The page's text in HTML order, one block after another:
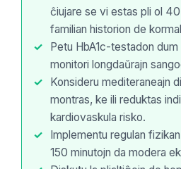
ĉiujare se vi estas pli ol
familian historion de
Petu HbA1c-testadon
monitori longdaŭrajn
Konsideru mediteraneajn
montras, ke ili reduktas
kardiovaskula risko.
Implementu regulan
150 minutojn da modera